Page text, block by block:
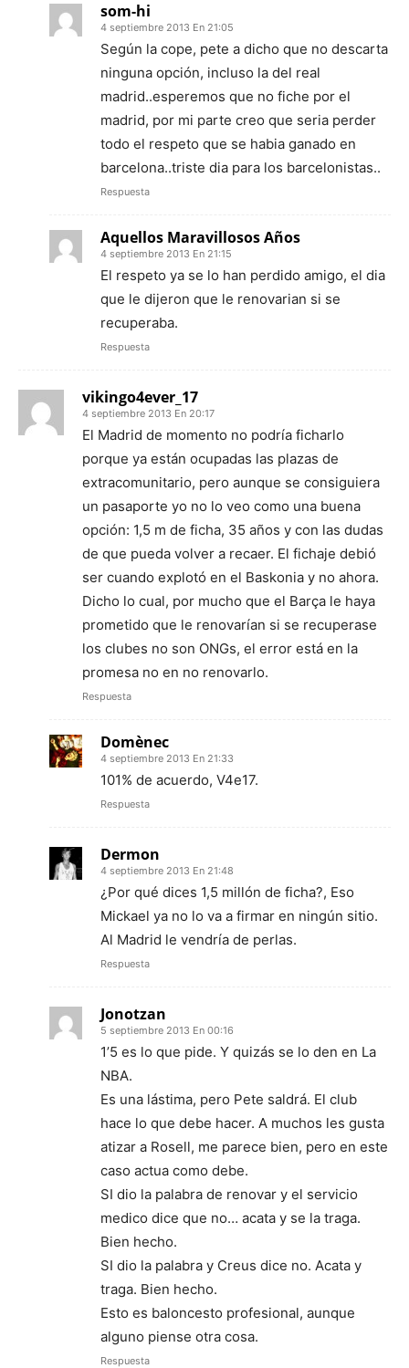
som-hi
4 septiembre 2013 En 21:05
Según la cope, pete a dicho que no descarta
ninguna opción, incluso la del real
madrid..esperemos que no fiche por el
madrid, por mi parte creo que seria perder
todo el respeto que se habia ganado en
barcelona..triste dia para los barcelonistas..
Respuesta
Aquellos Maravillosos Años
4 septiembre 2013 En 21:15
El respeto ya se lo han perdido amigo, el dia
que le dijeron que le renovarian si se
recuperaba.
Respuesta
vikingo4ever_17
4 septiembre 2013 En 20:17
El Madrid de momento no podría ficharlo
porque ya están ocupadas las plazas de
extracomunitario, pero aunque se consiguiera
un pasaporte yo no lo veo como una buena
opción: 1,5 m de ficha, 35 años y con las dudas
de que pueda volver a recaer. El fichaje debió
ser cuando explotó en el Baskonia y no ahora.
Dicho lo cual, por mucho que el Barça le haya
prometido que le renovarían si se recuperase
los clubes no son ONGs, el error está en la
promesa no en no renovarlo.
Respuesta
Domènec
4 septiembre 2013 En 21:33
101% de acuerdo, V4e17.
Respuesta
Dermon
4 septiembre 2013 En 21:48
¿Por qué dices 1,5 millón de ficha?, Eso
Mickael ya no lo va a firmar en ningún sitio.
Al Madrid le vendría de perlas.
Respuesta
Jonotzan
5 septiembre 2013 En 00:16
1’5 es lo que pide. Y quizás se lo den en La
NBA.
Es una lástima, pero Pete saldrá. El club
hace lo que debe hacer. A muchos les gusta
atizar a Rosell, me parece bien, pero en este
caso actua como debe.
SI dio la palabra de renovar y el servicio
medico dice que no… acata y se la traga.
Bien hecho.
SI dio la palabra y Creus dice no. Acata y
traga. Bien hecho.
Esto es baloncesto profesional, aunque
alguno piense otra cosa.
Respuesta